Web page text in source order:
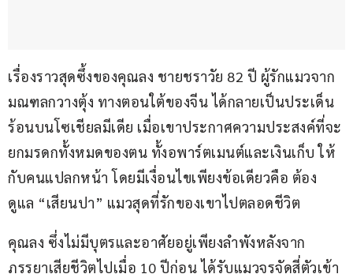
เรื่องราวสุดซึ้งของคุณลง ชายชราวัย 82 ปี ผู้รักแมวจาก
มณฑลกวางตุ้ง ทางตอนใต้ของจีน ได้กลายเป็นประเด็น
ร้อนบนโซเชียลมีเดีย เมื่อเขาประกาศความประสงค์ที่จะ
ยกมรดกทั้งหมดของตน ทั้งอพาร์ตเมนต์และเงินเก็บ ให้
กับคนแปลกหน้า โดยมีเงื่อนไขเพียงข้อเดียวคือ ต้อง
ดูแล “เสียนปา” แมวสุดที่รักของเขาไปตลอดชีวิต
คุณลง ซึ่งไม่มีบุตรและอาศัยอยู่เพียงลำพังหลังจาก
ภรรยาเสียชีวิตไปเมื่อ 10 ปีก่อน ได้รับแมวจรจัดสี่ตัวเข้า